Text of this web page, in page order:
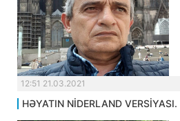
12:51 21.03.2021
HƏYATIN NİDERLAND VERSİYASI.